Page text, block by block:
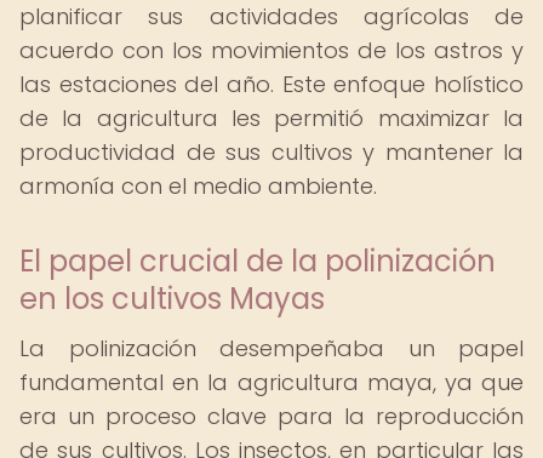
planificar sus actividades agrícolas de
acuerdo con los movimientos de los astros y
las estaciones del año. Este enfoque holístico
de la agricultura les permitió maximizar la
productividad de sus cultivos y mantener la
armonía con el medio ambiente.
El papel crucial de la polinización
en los cultivos Mayas
La polinización desempeñaba un papel
fundamental en la agricultura maya, ya que
era un proceso clave para la reproducción
de sus cultivos. Los insectos, en particular las